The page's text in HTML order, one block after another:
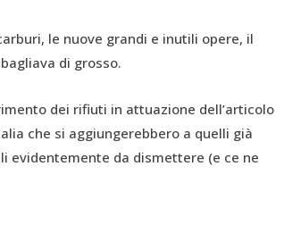
le nuove grandi e inutili opere, il
di grosso.
dei rifiuti in attuazione dell’articolo
che si aggiungerebbero a quelli già
evidentemente da dismettere (e ce ne